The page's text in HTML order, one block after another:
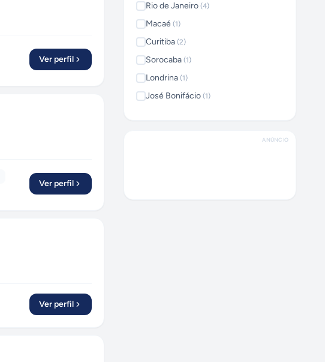
Ver perfil
Ver perfil
Ver perfil
Rio de Janeiro (4)
Macaé (1)
Curitiba (2)
Sorocaba (1)
Londrina (1)
José Bonifácio (1)
ANÚNCIO